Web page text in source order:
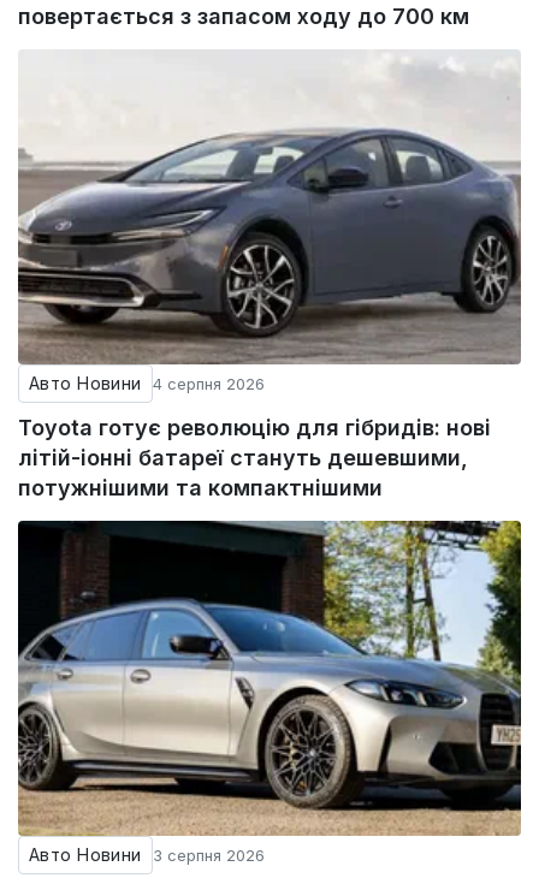
повертається з запасом ходу до 700 км
Авто Новини 4 серпня 2026
Toyota готує революцію для гібридів: нові
літій-іонні батареї стануть дешевшими,
потужнішими та компактнішими
Авто Новини 3 серпня 2026